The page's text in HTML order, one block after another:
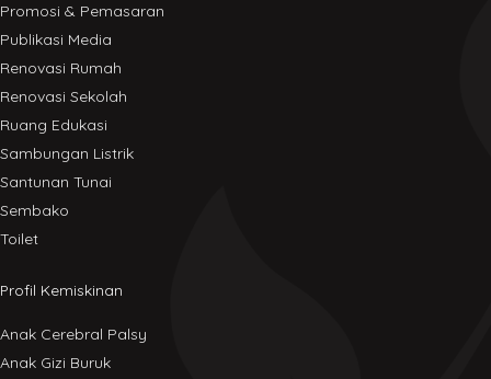
Promosi & Pemasaran
Publikasi Media
Renovasi Rumah
Renovasi Sekolah
Ruang Edukasi
Sambungan Listrik
Santunan Tunai
Sembako
Toilet
Profil Kemiskinan
Anak Cerebral Palsy
Anak Gizi Buruk